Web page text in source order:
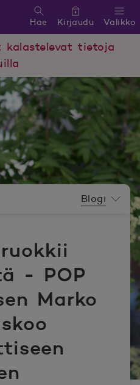
Valikko
Hae Kirjaudu
kalastelevat tietoja
- POP
Marko
Blogi